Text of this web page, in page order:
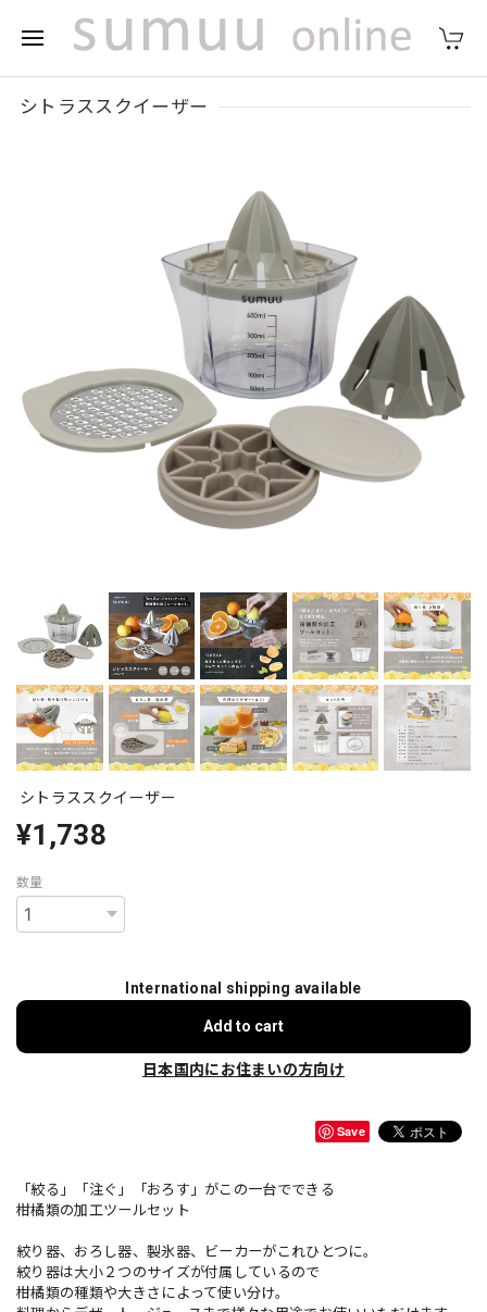
シトラススクイーザー
シトラススクイーザー
¥1,738
数量
International shipping available
Add to cart
日本国内にお住まいの方向け
Save
「絞る」「注ぐ」「おろす」がこの一台でできる
柑橘類の加工ツールセット
絞り器、おろし器、製氷器、ビーカーがこれひとつに。
絞り器は大小２つのサイズが付属しているので
柑橘類の種類や大きさによって使い分け。